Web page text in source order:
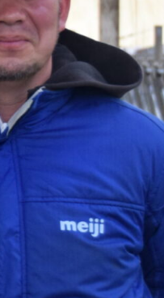
株式会社コー
ンズ・エージ
ー
デラバル株式
会社
会社名 株式会社
創業 1955（昭
代表取締役 前田 良一
所在地 [本社] 〒